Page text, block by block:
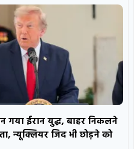
गया ईरान युद्ध, बाहर निकलने
न्यूक्लियर जिद भी छोड़ने को